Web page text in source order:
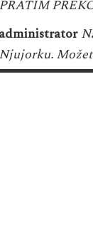
PRATIM
administrator
Njujorku.